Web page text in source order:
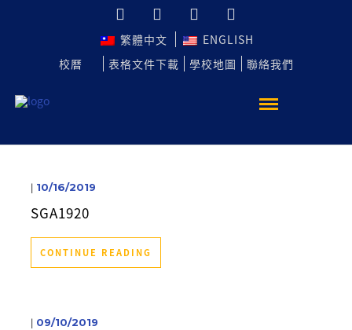
繁體中文
ENGLISH
校曆
表格文件下載 學校地圖 聯絡我們
| 10/16/2019
SGA1920
CONTINUE READING
| 09/10/2019